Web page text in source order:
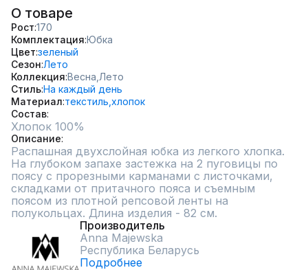
О товаре
Рост 170
Комплектация Юбка
Цвет зеленый
Сезон Лето
Коллекция Весна, Лето
СтильНа каждый день
Материал текстиль, хлопок
Состав
Хлопок 100%
Описание
Распашная двухслойная юбка из легкого хлопка.
На глубоком запахе застежка на 2 пуговицы по
поясу с прорезными карманами с листочками,
складками от притачного пояса и съемным
поясом из плотной репсовой ленты на
полукольцах. Длина изделия - 82 см.
Производитель
Anna Majewska
Республика Беларусь
Подробнее